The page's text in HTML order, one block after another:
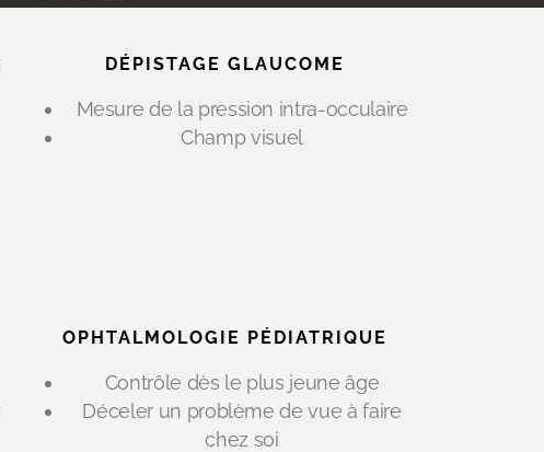
DÉPISTAGE GLAUCOME
Mesure de la pression intra-occulaire
Champ visuel
OPHTALMOLOGIE PÉDIATRIQUE
Contrôle dès le plus jeune âge
Déceler un problème de vue à faire
chez soi